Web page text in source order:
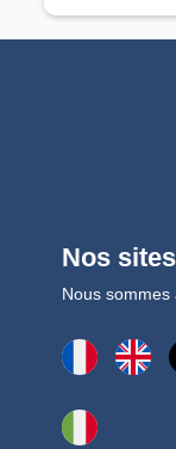
Nos sites
Nous